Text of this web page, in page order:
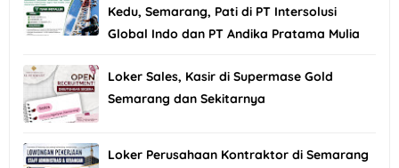
Kedu, Semarang, Pati di PT Intersolusi
Global Indo dan PT Andika Pratama Mulia
Loker Sales, Kasir di Supermase Gold
Semarang dan Sekitarnya
Loker Perusahaan Kontraktor di Semarang